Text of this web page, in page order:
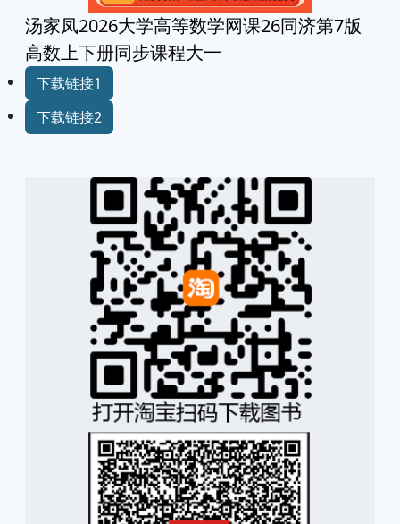
汤家凤2026大学高等数学网课26同济第7版
高数上下册同步课程大一
下载链接1
下载链接2